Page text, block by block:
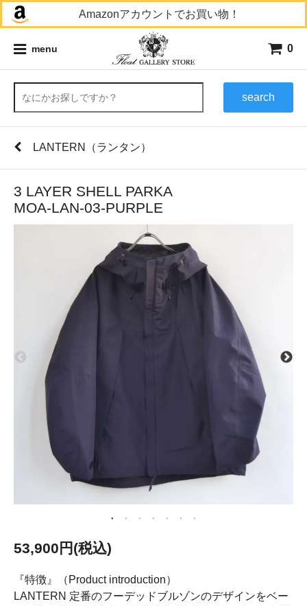
Amazonアカウントでお買い物！
menu 0
search
LANTERN（ランタン）
3 LAYER SHELL PARKA
MOA-LAN-03-PURPLE
53,900円(税込)
『特徴』（Product introduction）
LANTERN 定番のフーデッドブルゾンのデザインをベー